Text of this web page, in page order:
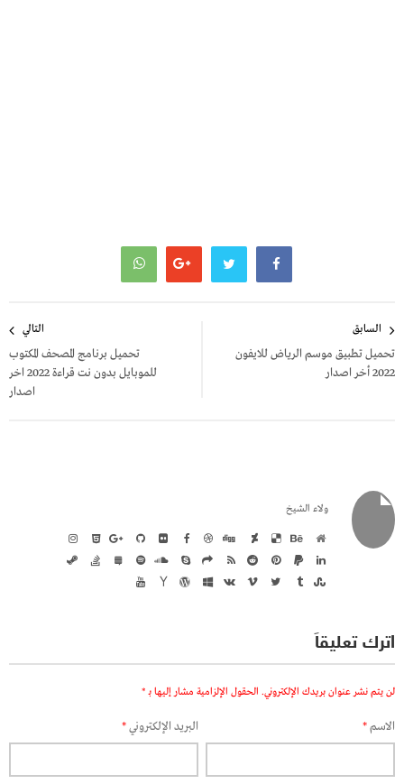
المقالات
السابق
تحميل تطبيق موسم الرياض للايفون
2022 أخر اصدار
التالي
تحميل برنامج المصحف المكتوب
للموبايل بدون نت قراءة 2022 اخر
اصدار
ولاء الشيخ
اترك تعليقاً
لن يتم نشر عنوان بريدك الإلكتروني. الحقول الإلزامية مشار إليها بـ *
الاسم* البريد الإلكتروني*